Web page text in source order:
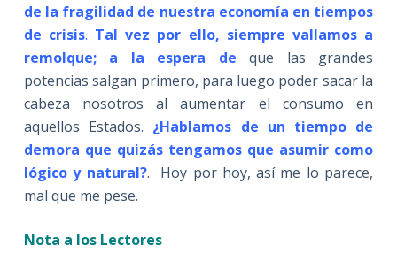
de la fragilidad de nuestra economía en tiempos
de crisis. Tal vez por ello, siempre vallamos a
remolque; a la espera de que las grandes
potencias salgan primero, para luego poder sacar la
cabeza nosotros al aumentar el consumo en
aquellos Estados. ¿Hablamos de un tiempo de
demora que quizás tengamos que asumir como
lógico y natural?. Hoy por hoy, así me lo parece,
mal que me pese.
Nota a los Lectores